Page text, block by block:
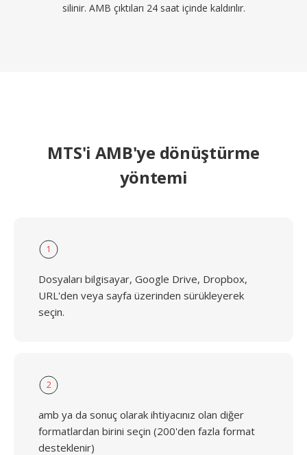
silinir. AMB çıktıları 24 saat içinde kaldırılır.
MTS'i AMB'ye dönüştürme
yöntemi
1
Dosyaları bilgisayar, Google Drive, Dropbox,
URL'den veya sayfa üzerinden sürükleyerek
seçin.
2
amb ya da sonuç olarak ihtiyacınız olan diğer
formatlardan birini seçin (200'den fazla format
desteklenir)